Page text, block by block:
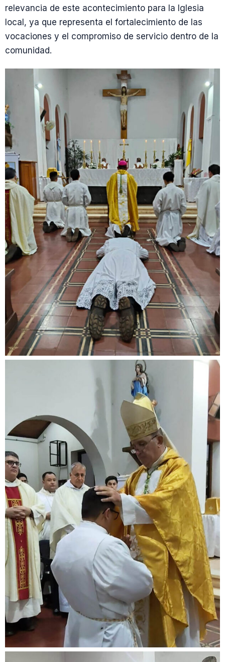
relevancia de este acontecimiento para la Iglesia
local, ya que representa el fortalecimiento de las
vocaciones y el compromiso de servicio dentro de la
comunidad.